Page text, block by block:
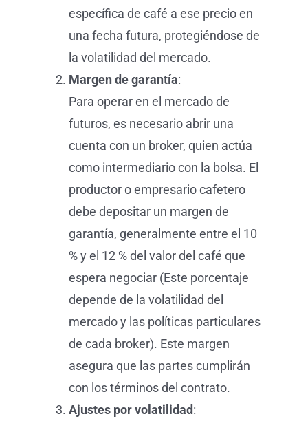
específica de café a ese precio en
una fecha futura, protegiéndose de
la volatilidad del mercado.
Margen de garantía:
Para operar en el mercado de
futuros, es necesario abrir una
cuenta con un broker, quien actúa
como intermediario con la bolsa. El
productor o empresario cafetero
debe depositar un margen de
garantía, generalmente entre el 10
% y el 12 % del valor del café que
espera negociar (Este porcentaje
depende de la volatilidad del
mercado y las políticas particulares
de cada broker). Este margen
asegura que las partes cumplirán
con los términos del contrato.
Ajustes por volatilidad: